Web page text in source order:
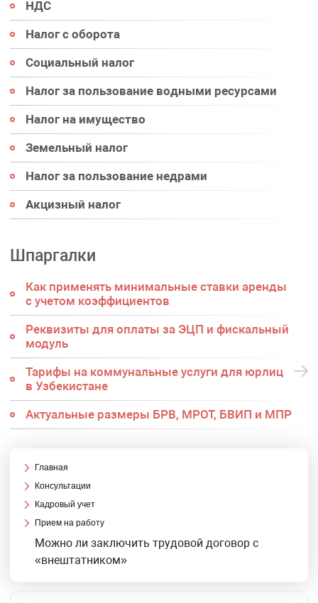
НДС
Налог с оборота
Социальный налог
Налог за пользование водными ресурсами
Налог на имущество
Земельный налог
Налог за пользование недрами
Акцизный налог
Шпаргалки
Как применять минимальные ставки аренды
с учетом коэффициентов
Реквизиты для оплаты за ЭЦП и фискальный
модуль
Тарифы на коммунальные услуги для юрлиц
в Узбекистане
Актуальные размеры БРВ, МРОТ, БВИП и МПР
Главная
Консультации
Кадровый учет
Прием на работу
Можно ли заключить трудовой договор с
«внештатником»